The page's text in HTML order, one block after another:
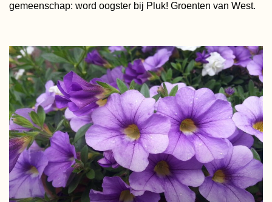
gemeenschap: word oogster bij Pluk! Groenten van West.